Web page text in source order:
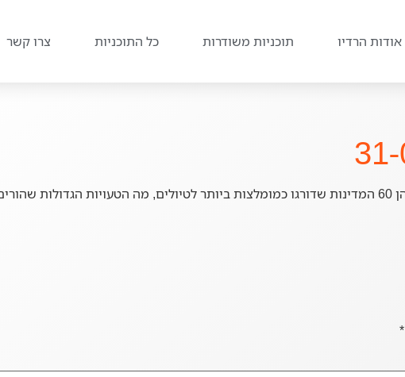
אודות הרדיו תוכניות משודרות כל התוכניות צרו קשר
בתוכנית השבוע חלקנו את חוויות ל"ג בעומר,מהן 60 המדינות שדורגו כמומלצות ביותר לטיולים, מה
*